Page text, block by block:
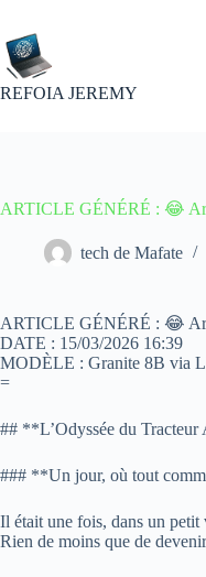
contenu
REFOIA JEREMY
ARTICLE GÉNÉRÉ : 😂
tech de Mafate
ARTICLE GÉNÉRÉ : 😂
DATE : 15/03/2026 16:39
MODÈLE : Granite 8B via
=
## **L’Odyssée du
### **Un jour, où tout
Il était une fois, dans un
Rien de moins que de